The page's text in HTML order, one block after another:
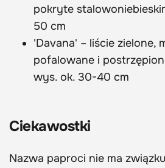
pokryte
50 cm
'Davana' – liście zielone,
pofalowane i
wys. ok. 30-40 cm
Ciekawostki
Nazwa paproci nie ma